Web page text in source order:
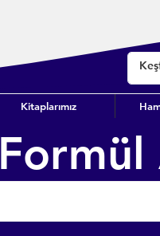
Kitaplarımız
Formül